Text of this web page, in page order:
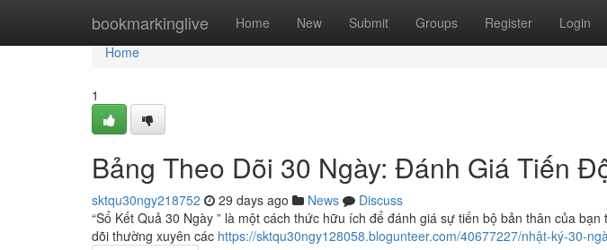
bookmarkinglive Home New Submit Groups Register Login
Home
Home
1
Bảng Theo Dõi 30 Ngày: Đánh Giá Tiến
sktqu30ngy218752 29 days ago News
Discuss
“Sổ Kết Quả 30 Ngày ” là một cách thức hữu ích để đánh giá sự tiến bộ bản thân của
dõi thường xuyên các https://sktqu30ngy128058.blogunteer.com/40677227/nhật-ký-30-